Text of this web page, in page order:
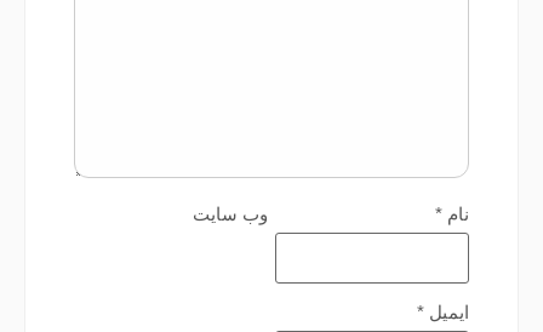
نام *
ایمیل *
وب‌ سایت